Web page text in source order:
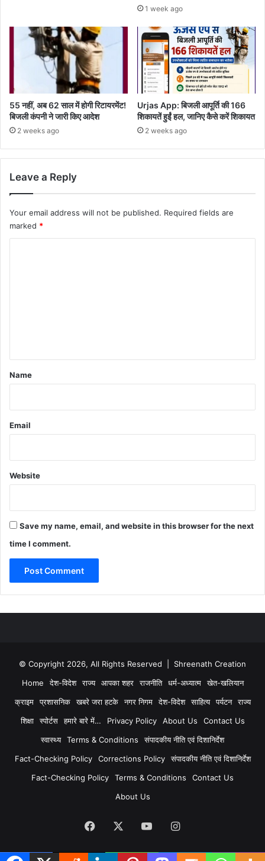
1 week ago
55 नहीं, अब 62 साल में होगी रिटायरमेंट!
बिजली कंपनी ने जारी किए आदेश
2 weeks ago
Urjas App: बिजली आपूर्ति की 166
शिकायतें हुईं हल, जानिए कैसे करें शिकायत
2 weeks ago
Leave a Reply
Your email address will not be published. Required fields are
marked *
*
Name
Email
Website
Save my name, email, and website in this browser for the next
time I comment.
© Copyright 2026, All Rights Reserved | Shreenath Creation
Home
देश-विदेश राज्य आपका शहर राजनीति धर्म-अध्यात्म
खेत-खलियान
क्राइम
प्रशासनिक खबरे जरा हटके नगर निगम देश-विदेश साहित्य पर्यटन
राज्य
शिक्षा
स्पोर्टस हमारे बारे में… Privacy Policy About Us
Contact Us
स्वास्थ्य
Terms & Conditions
संपादकीय नीति एवं दिशानिर्देश
Fact-Checking Policy
Corrections Policy
संपादकीय नीति एवं दिशानिर्देश
Fact-Checking Policy
Terms & Conditions
Contact Us
About Us
Facebook YouTubeInstagram